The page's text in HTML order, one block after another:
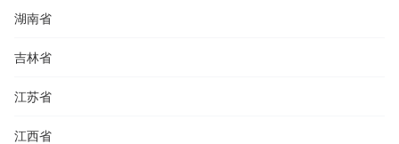
湖南省
吉林省
江苏省
江西省